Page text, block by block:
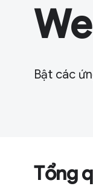
Bật các
Tổng